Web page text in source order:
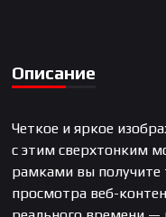
Описание
Четкое и яркое
с этим сверхтонким
рамками вы получите
просмотра веб-